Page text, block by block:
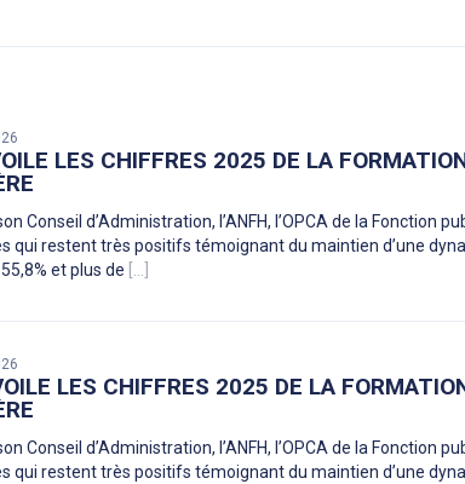
LES CHIFFRES 2025 DE LA
Conseil d’Administration, l’ANFH, l’OPCA de la Fonction
qui restent très positifs témoignant du maintien d’une
et plus de [...]
LES CHIFFRES 2025 DE LA
Conseil d’Administration, l’ANFH, l’OPCA de la Fonction
qui restent très positifs témoignant du maintien d’une